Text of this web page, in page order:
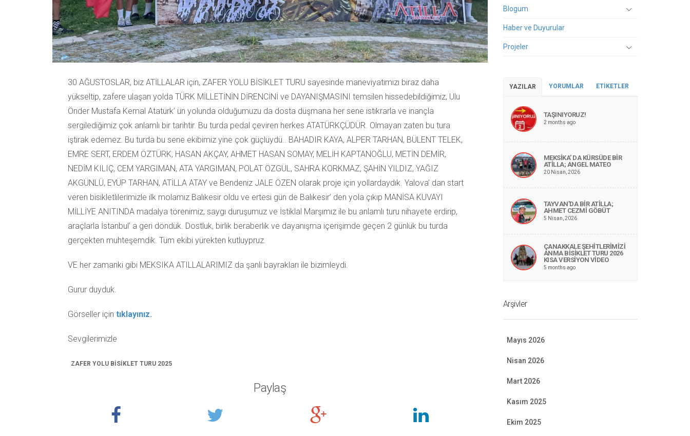
30 AĞUSTOSLAR, biz ATİLLALAR için, ZAFER YOLU BİSİKLET TURU sayesinde maneviyatımızı biraz daha
yükseltip, zafere ulaşan yolda TÜRK MİLLETİNİN DİRENCİNİ ve DAYANIŞMASINI temsilen hissedebildiğimiz, Ulu
Önder Mustafa Kemal Atatürk’ ün yolunda olduğumuzu da dosta düşmana her sene istikrarla ve inançla
sergilediğimiz çok anlamlı bir tarihtir. Bu turda pedal çeviren herkes ATATÜRKÇÜDÜR. Olmayan zaten bu tura
iştirak edemez. Bu turda bu sene ekibimiz yine çok güçlüydü.. BAHADIR KAYA, ALPER TARHAN, BÜLENT TELEK,
EMRE SERT, ERDEM ÖZTÜRK, HASAN AKÇAY, AHMET HASAN SOMAY, MELİH KAPTANOĞLU, METİN DEMİR,
NEDİM KILIÇ, CEM YARGIMAN, ATA YARGIMAN, POLAT ÖZGÜL, SAHRA KORKMAZ, ŞAHİN YILDIZ, YAĞIZ
AKGÜNLÜ, EYÜP TARHAN, ATİLLA ATAY ve Bendeniz JALE ÖZEN olarak proje için yollardaydık. Yalova’ dan start
veren bisikletlilerimizle ilk molamız Balıkesir oldu ve ertesi gün de Balıkesir’ den yola çıkıp MANİSA KUVAYI
MİLLİYE ANITINDA madalya törenimiz, saygı duruşumuz ve İstiklal Marşımız ile bu anlamlı turu nihayete erdirip,
araçlarla İstanbul’ a geri döndük. Dostluk, birlik beraberlik ve dayanışma içerişimde geçen 2 günlük bu turda
gerçekten muhteşemdik. Tüm ekibi yürekten kutluypruz.
VE her zamanki gibi MEKSIKA ATILLALARIMIZ da şanlı bayrakları ile bizimleydi.
Gurur duyduk.
Görseller için tıklayınız.
Sevgilerimizle
ZAFER YOLU BİSİKLET TURU 2025
Paylaş
Blogum
Haber ve Duyurular
Projeler
YAZILAR YORUMLAR ETIKETLER
TAŞINIYORUZ!
2 months ago
MEKSİKA’ DA KÜRSÜDE BİR
ATİLLA; ANGEL MATEO
20 Nisan, 2026
TAYVAN’DA BİR ATİLLA;
AHMET CEZMİ GÖBÜT
5 Nisan, 2026
ÇANAKKALE ŞEHİTLERİMİZİ
ANMA BİSİKLET TURU 2026
KISA VERSİYON VİDEO
5 months ago
Arşivler
Mayıs 2026
Nisan 2026
Mart 2026
Kasım 2025
Ekim 2025